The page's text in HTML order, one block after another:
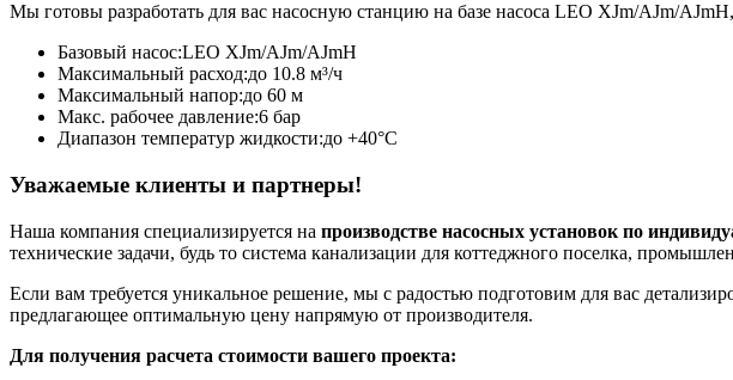
Мы готовы разработать для вас насосную станцию на базе насоса LEO XJm/AJm/
Базовый насос:LEO XJm/AJm/AJmH
Максимальный расход:до 10.8 м³/ч
Максимальный напор:до 60 м
Макс. рабочее давление:6 бар
Диапазон температур жидкости:до +40°C
Уважаемые клиенты и партнеры!
Наша компания специализируется на производстве насосных установок по
технические задачи, будь то система канализации для коттеджного поселка,
Если вам требуется уникальное решение, мы с радостью подготовим для вас
предлагающее оптимальную цену напрямую от производителя.
Для получения расчета стоимости вашего проекта: